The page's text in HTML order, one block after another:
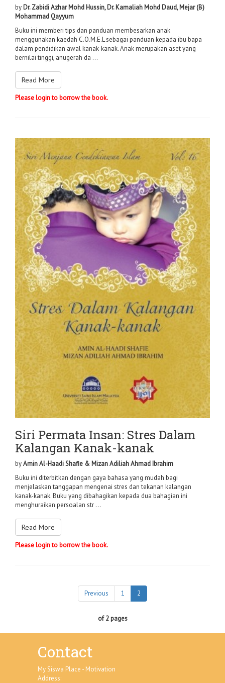
by Dr. Zabidi Azhar Mohd Hussin, Dr. Kamaliah Mohd Daud, Mejar (B)
Mohammad Qayyum
Buku ini memberi tips dan panduan membesarkan anak
menggunakan kaedah C.O.M.E.L sebagai panduan kepada ibu bapa
dalam pendidikan awal kanak-kanak. Anak merupakan aset yang
bernilai tinggi, anugerah da ...
Read More
Please login to borrow the book.
Siri Permata Insan: Stres Dalam
Kalangan Kanak-kanak
byAmin Al-Haadi Shafie & Mizan Adiliah Ahmad Ibrahim
Buku ini diterbitkan dengan gaya bahasa yang mudah bagi
menjelaskan tanggapan mengenai stres dan tekanan kalangan
kanak-kanak. Buku yang dibahagikan kepada dua bahagian ini
menghuraikan persoalan str ...
Read More
Please login to borrow the book.
Previous 1 2
of 2 pages
Contact
My Siswa Place - Motivation
Address: